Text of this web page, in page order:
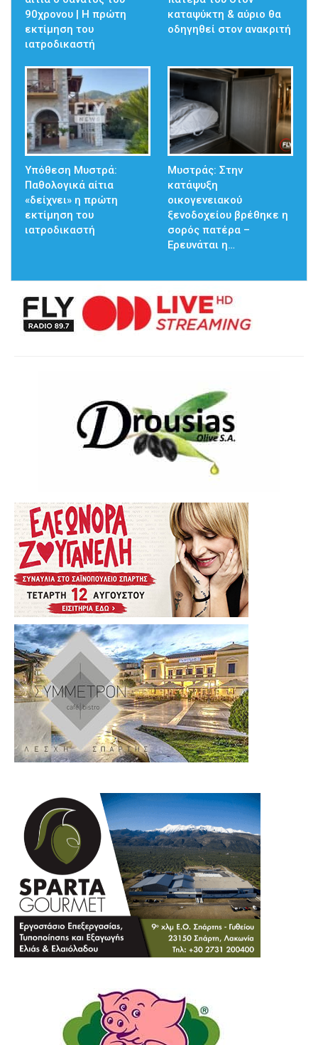
90χρονου | Η πρώτη
εκτίμηση του
ιατροδικαστή
καταψύκτη & αύριο θα
οδηγηθεί στον ανακριτή
Υπόθεση Μυστρά:
Παθολογικά αίτια
«δείχνει» η πρώτη
εκτίμηση του
ιατροδικαστή
Μυστράς: Στην
κατάψυξη
οικογενειακού
ξενοδοχείου βρέθηκε η
σορός πατέρα –
Ερευνάται η…